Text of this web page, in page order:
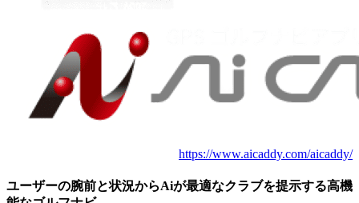
https://www.aicaddy.com/aicaddy/
ユーザーの腕前と状況からAiが最適なクラブを提示する高機